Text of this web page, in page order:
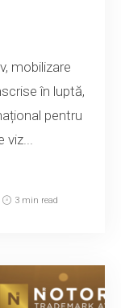
mobilizare
în luptă,
pentru
viz...
3 min read